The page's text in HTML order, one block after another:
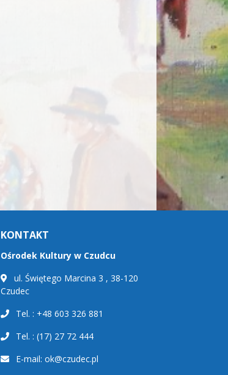
KONTAKT
Ośrodek Kultury w Czudcu
ul. Świętego Marcina 3 , 38-120
Czudec
Tel. : +48 603 326 881
Tel. : (17) 27 72 444
E-mail: ok@czudec.pl